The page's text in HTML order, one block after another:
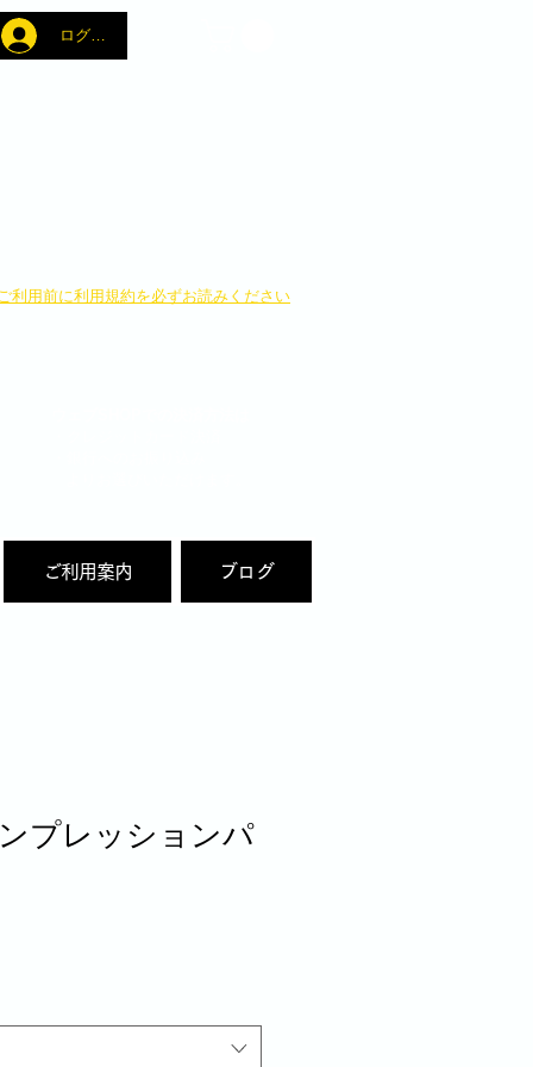
ログイン
利用前に利用規約を必ずお読みください
ご利用案内 ブログ
プレッションパ